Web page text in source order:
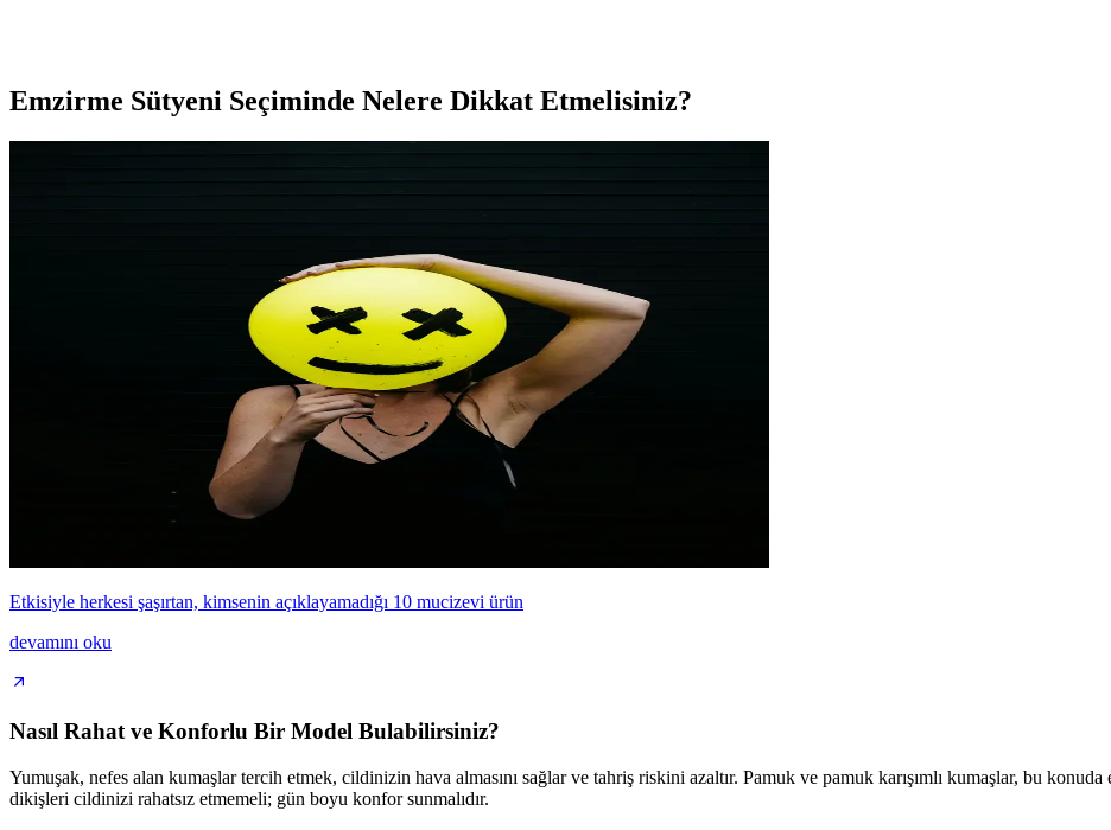
Emzirme Sütyeni Seçiminde Nelere Dikkat Etmelisiniz?
Etkisiyle herkesi şaşırtan, kimsenin açıklayamadığı 10 mucizevi ürün
devamını oku
Nasıl Rahat ve Konforlu Bir Model Bulabilirsiniz?
Yumuşak, nefes alan kumaşlar tercih etmek, cildinizin hava almasını sağlar ve tahriş riskini azaltır. Pamuk ve pamuk karışımlı kumaşlar, bu konuda
dikişleri cildinizi rahatsız etmemeli; gün boyu konfor sunmalıdır.